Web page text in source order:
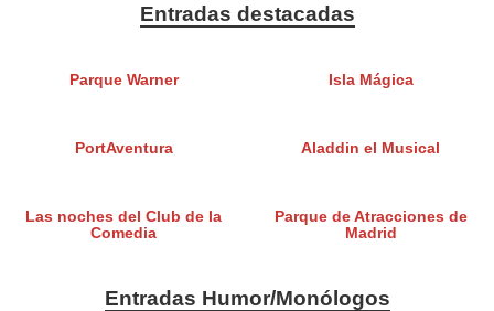
Entradas destacadas
Parque Warner Isla Mágica
PortAventura Aladdin el Musical
Las noches del Club de la
Comedia
Parque de Atracciones de
Madrid
Entradas Humor/Monólogos